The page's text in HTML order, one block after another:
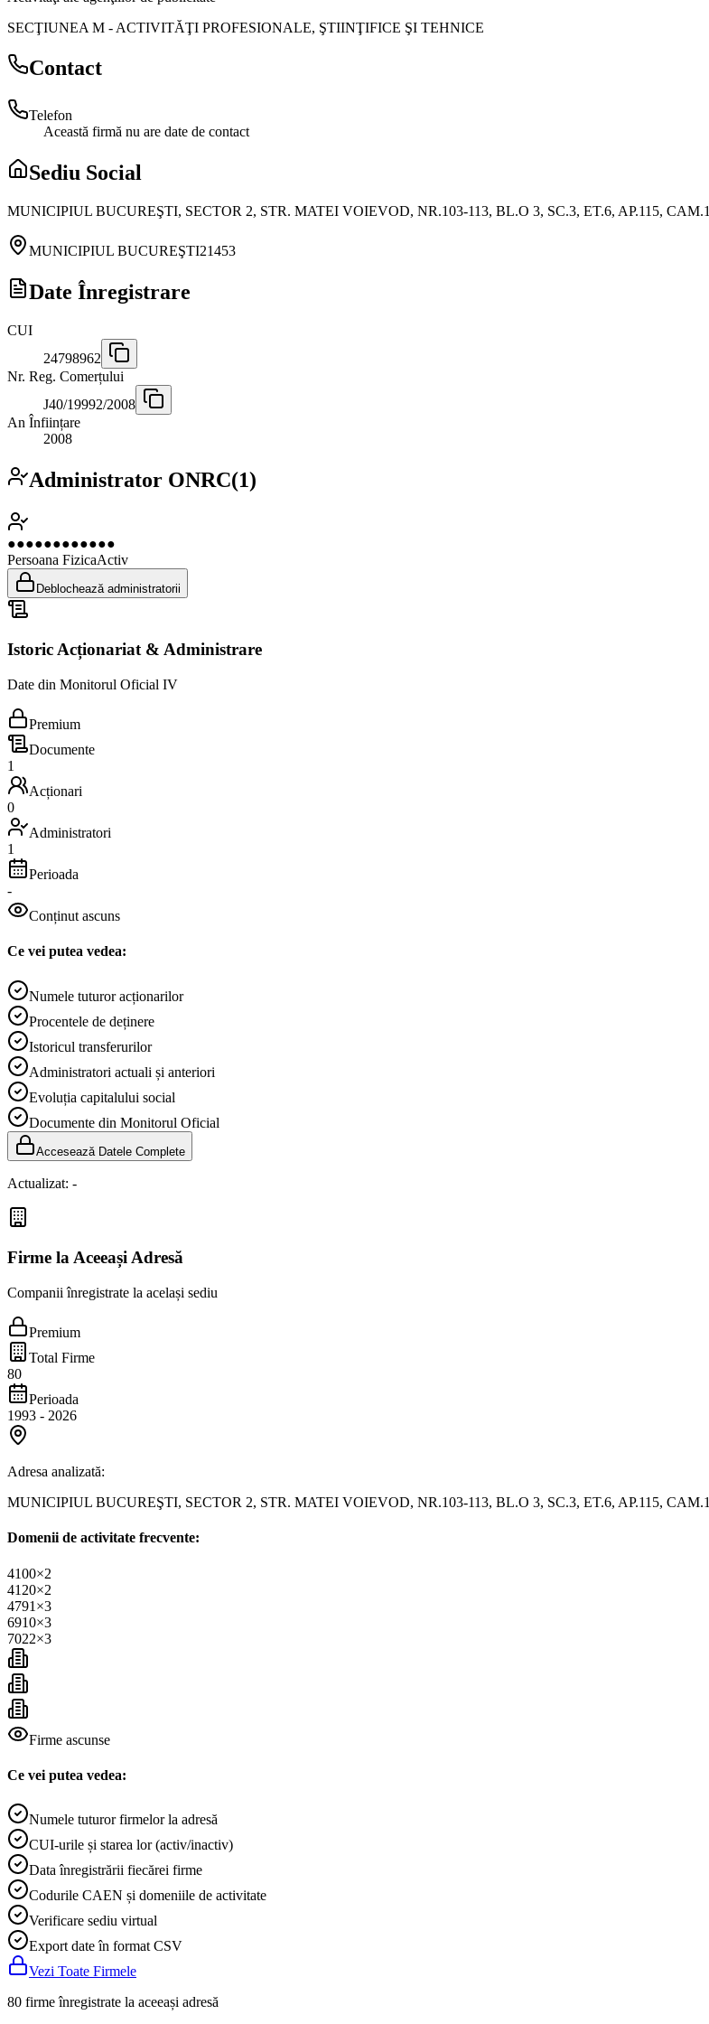
SECŢIUNEA M - ACTIVITĂŢI PROFESIONALE, ŞTIINŢIFICE ŞI TEHNICE
Contact
Telefon
Această firmă nu are date de contact
Sediu Social
MUNICIPIUL BUCUREŞTI, SECTOR 2, STR. MATEI VOIEVOD, NR.103-113, BL.O 3, SC.3, ET.6, AP.115, CAM.1
MUNICIPIUL BUCUREŞTI21453
Date Înregistrare
CUI
24798962
Nr. Reg. Comerțului
J40/19992/2008
An Înființare
2008
Administrator ONRC(1)
●●●●●●●●●●●●
Persoana FizicaActiv
Deblochează administratorii
Istoric Acționariat & Administrare
Date din Monitorul Oficial IV
Premium
Documente
1
Acționari
0
Administratori
1
Perioada
-
Conținut ascuns
Ce vei putea vedea:
Numele tuturor acționarilor
Procentele de deținere
Istoricul transferurilor
Administratori actuali și anteriori
Evoluția capitalului social
Documente din Monitorul Oficial
Accesează Datele Complete
Actualizat: -
Firme la Aceeași Adresă
Companii înregistrate la același sediu
Premium
Total Firme
80
Perioada
1993 - 2026
Adresa analizată:
MUNICIPIUL BUCUREŞTI, SECTOR 2, STR. MATEI VOIEVOD, NR.103-113, BL.O 3, SC.3, ET.6, AP.115, CAM.1
Domenii de activitate frecvente:
4100×2
4120×2
4791 ×3
6910×3
7022×3
Firme ascunse
Ce vei putea vedea:
Numele tuturor firmelor la adresă
CUI-urile și starea lor (activ/inactiv)
Data înregistrării fiecărei firme
Codurile CAEN și domeniile de activitate
Verificare sediu virtual
Export date în format CSV
Vezi Toate Firmele
80 firme înregistrate la aceeași adresă